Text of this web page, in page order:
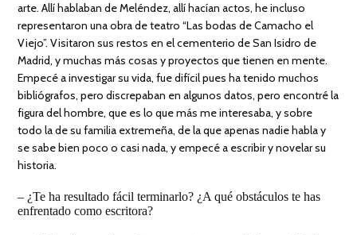
arte. Allí hablaban de Meléndez, allí hacían actos, he incluso
representaron una obra de teatro “Las bodas de Camacho el
Viejo”. Visitaron sus restos en el cementerio de San Isidro de
Madrid, y muchas más cosas y proyectos que tienen en mente.
Empecé a investigar su vida, fue difícil pues ha tenido muchos
bibliógrafos, pero discrepaban en algunos datos, pero encontré la
figura del hombre, que es lo que más me interesaba, y sobre
todo la de su familia extremeña, de la que apenas nadie habla y
se sabe bien poco o casi nada, y empecé a escribir y novelar su
historia.
– ¿Te ha resultado fácil terminarlo? ¿A qué obstáculos te has
enfrentado como escritora?